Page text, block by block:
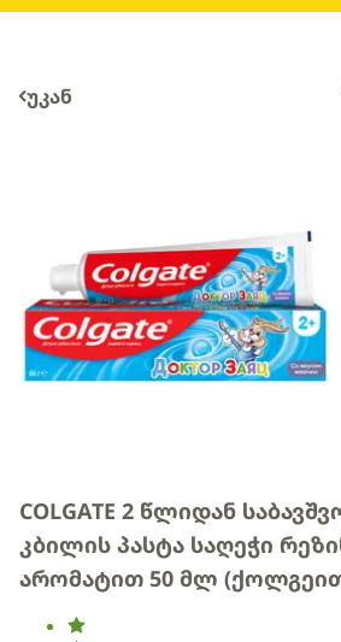
უკან
COLGATE 2 წლიდან
კბილის პასტა საღეჭი
არომატით 50 მლ